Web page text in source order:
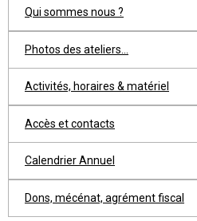
Qui sommes nous ?
Photos des ateliers...
Activités, horaires & matériel
Accès et contacts
Calendrier Annuel
Dons, mécénat, agrément fiscal